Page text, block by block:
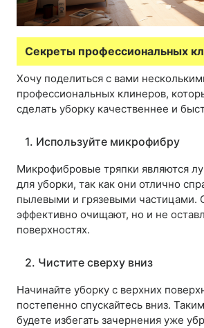
Секреты профессиональных
Хочу поделиться с вами
профессиональных клинеров,
сделать уборку качественнее и
1. Используйте микрофибру
Микрофибровые тряпки являются
для уборки, так как они отлично
пылевыми и грязевыми частицами.
эффективно очищают, но и не
поверхностях.
2. Чистите сверху вниз
Начинайте уборку с верхних
постепенно спускайтесь вниз.
будете избегать зачернения уже